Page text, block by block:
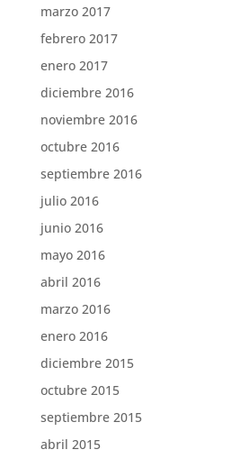
marzo 2017
febrero 2017
enero 2017
diciembre 2016
noviembre 2016
octubre 2016
septiembre 2016
julio 2016
junio 2016
mayo 2016
abril 2016
marzo 2016
enero 2016
diciembre 2015
octubre 2015
septiembre 2015
abril 2015